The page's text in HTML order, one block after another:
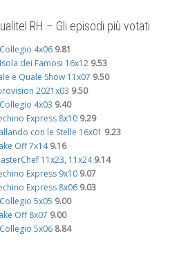
RH – Gli episodi più votati
4x06 9.81
dei Famosi 16x12 9.53
e Quale Show 11x07 9.50
2021x03 9.50
4x03 9.40
Express 8x10 9.29
con le Stelle 16x01 9.23
Off 7x14 9.16
11x23, 11x24 9.14
Express 9x10 9.07
Express 8x06 9.03
5x05 9.00
Off 8x07 9.00
5x06 8.84